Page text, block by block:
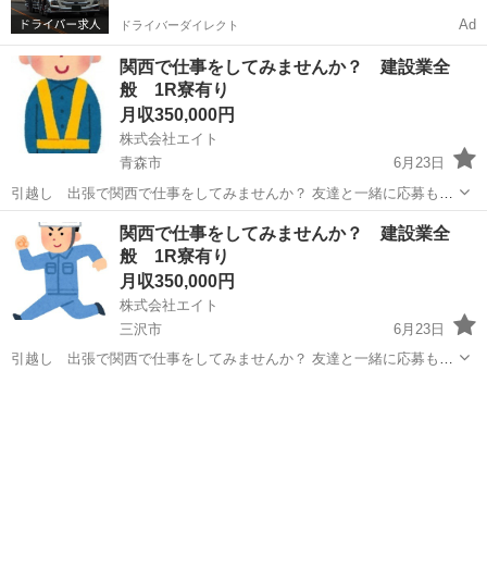
ドライバーダイレクト Ad
関西で仕事をしてみませんか？ 建設業全
般 1R寮有り
月収350,000円
株式会社エイト
青森市
6月23日
引越し 出張で関西で仕事をしてみませんか？ 友達と一緒に応募も歓
迎😊 職種 現場作業スタッフ（解体・建築・機械整備・軽作業） 未経
験歓迎！履歴書不要◎日払いOK◎（規定あり）！ 仕事内容 建設・解
体現場での作業です（土...
青森 青森市 土木 未経験
関西で仕事をしてみませんか？ 建設業全
般 1R寮有り
月収350,000円
株式会社エイト
三沢市
6月23日
引越し 出張で関西で仕事をしてみませんか？ 友達と一緒に応募も歓